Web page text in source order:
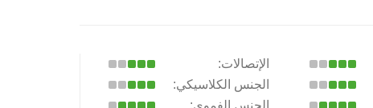
الإتصالات:
الجنس الكلاسيكي:
الجنس الفموي: